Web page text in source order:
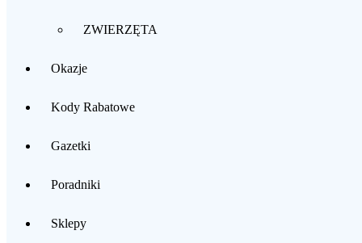
ZWIERZĘTA
Okazje
Kody Rabatowe
Gazetki
Poradniki
Sklepy